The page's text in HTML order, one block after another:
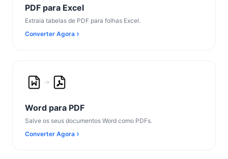
PDF para Excel
Extraia tabelas de PDF para folhas Excel.
Converter Agora
Word para PDF
Salve os seus documentos Word como PDFs.
Converter Agora